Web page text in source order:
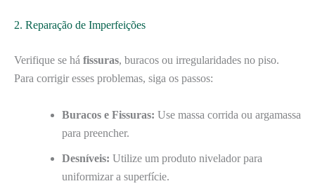
2. Reparação de Imperfeições
Verifique se há fissuras, buracos ou irregularidades no piso.
Para corrigir esses problemas, siga os passos:
Buracos e Fissuras: Use massa corrida ou argamassa
para preencher.
Desníveis: Utilize um produto nivelador para
uniformizar a superfície.